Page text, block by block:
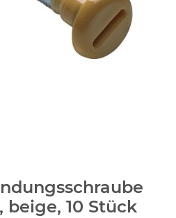
beige, 10 Stück